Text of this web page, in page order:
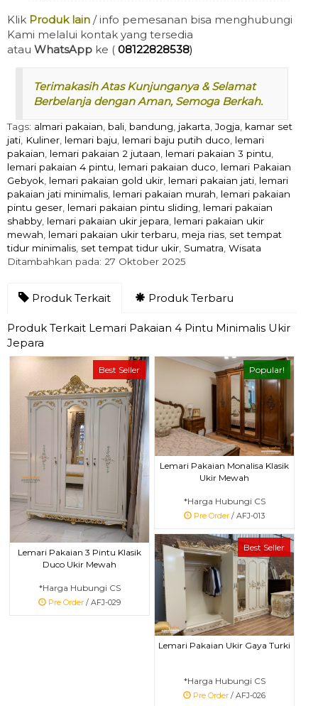
Klik Produk lain / info pemesanan bisa menghubungi
Kami melalui kontak yang tersedia
atau WhatsApp ke ( 08122828538)
Terimakasih Atas Kunjunganya & Selamat
Berbelanja dengan Aman, Semoga Berkah.
Tags: almari pakaian, bali, bandung, jakarta,Jogja, kamar set
jati, Kuliner, lemari baju, lemari baju putih duco, lemari
pakaian, lemari pakaian 2 jutaan, lemari pakaian 3 pintu,
lemari pakaian 4 pintu, lemari pakaian duco, lemari Pakaian
Gebyok, lemari pakaian gold ukir, lemari pakaian jati, lemari
pakaian jati minimalis, lemari pakaian murah, lemari pakaian
pintu geser, lemari pakaian pintu sliding, lemari pakaian
shabby, lemari pakaian ukir jepara, lemari pakaian ukir
mewah, lemari pakaian ukir terbaru, meja rias, set tempat
tidur minimalis, set tempat tidur ukir, Sumatra, Wisata
Ditambahkan pada: 27 Oktober 2025
Produk Terkait Produk Terbaru
Produk Terkait Lemari Pakaian 4 Pintu Minimalis Ukir
Jepara
Best Seller
Lemari Pakaian 3 Pintu Klasik
Duco Ukir Mewah
*Harga Hubungi CS
Pre Order / AFJ-029
Popular!
Lemari Pakaian Monalisa Klasik
Ukir Mewah
*Harga Hubungi CS
Pre Order / AFJ-013
Best Seller
Lemari Pakaian Ukir Gaya Turki
*Harga Hubungi CS
Pre Order / AFJ-026